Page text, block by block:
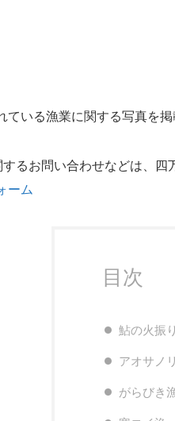
ている漁業に関する写真を掲
るお問い合わせなどは、四
ーム
目次
鮎の火振
アオサノ
がらびき